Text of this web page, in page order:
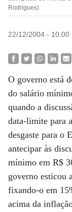
Rodrigues)
22/12/2004 - 10:00
O governo está
do salário
quando a
data-limite para
desgaste para o
antecipar às
mínimo em R$
governo esticou
fixando-o em
acima da